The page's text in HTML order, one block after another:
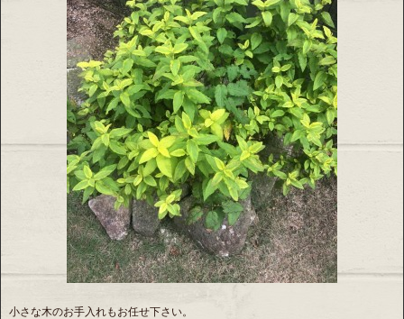
小さな木のお手入れもお任せ下さい。